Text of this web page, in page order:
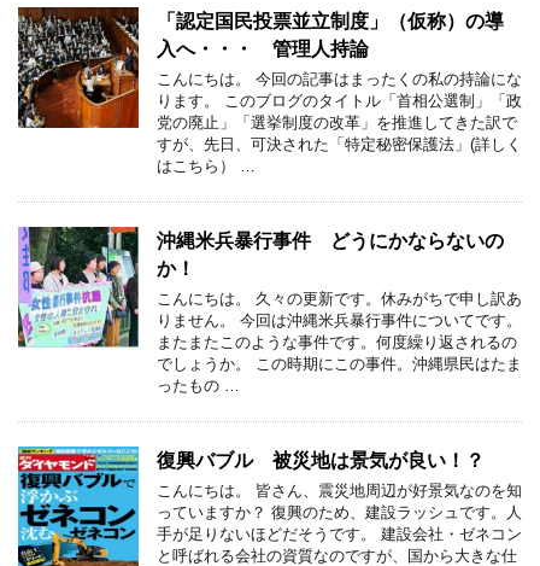
「認定国民投票並立制度」（仮称）の導
入へ・・・ 管理人持論
こんにちは。 今回の記事はまったくの私の持論にな
ります。 このブログのタイトル「首相公選制」「政
党の廃止」「選挙制度の改革」を推進してきた訳で
すが、先日、可決された「特定秘密保護法」(詳しく
はこちら） …
沖縄米兵暴行事件 どうにかならないの
か！
こんにちは。 久々の更新です。休みがちで申し訳あ
りません。 今回は沖縄米兵暴行事件についてです。
またまたこのような事件です。何度繰り返されるの
でしょうか。 この時期にこの事件。沖縄県民はたま
ったもの …
復興バブル 被災地は景気が良い！？
こんにちは。 皆さん、震災地周辺が好景気なのを知
っていますか？ 復興のため、建設ラッシュです。人
手が足りないほどだそうです。 建設会社・ゼネコン
と呼ばれる会社の資質なのですが、国から大きな仕